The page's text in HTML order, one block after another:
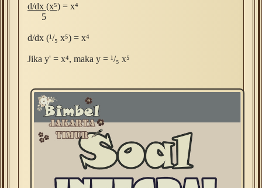
d/dx (x⁵) = x⁴
5
d/dx (¹/₅ x⁵) = x⁴
Jika y' = x⁴, maka y = ¹/₅ x⁵